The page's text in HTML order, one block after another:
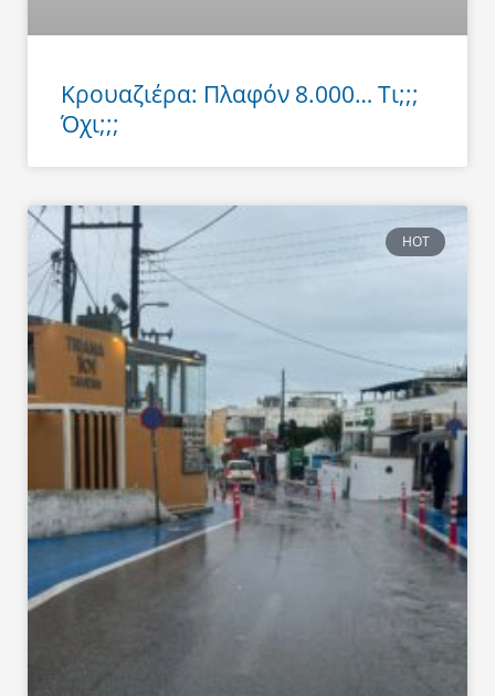
Κρουαζιέρα: Πλαφόν 8.000… Τι;;;
Όχι;;;
HOT